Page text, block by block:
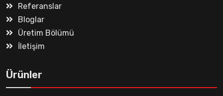
Referanslar
Bloglar
Üretim Bölümü
İletişim
Ürünler